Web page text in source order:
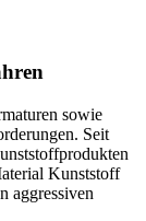
sowie
Seit
Kunststoff
aggressiven